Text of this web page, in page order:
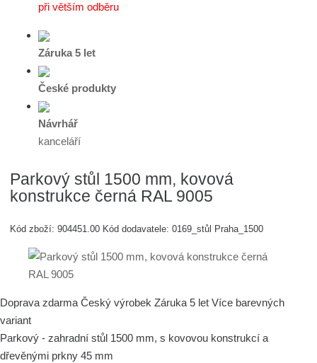
při větším odběru
Záruka 5 let
České produkty
Návrhář
kanceláří
Parkový stůl 1500 mm, kovová
konstrukce černá RAL 9005
Kód zboží:904451.00 Kód dodavatele:0169_stůl Praha_1500
Doprava zdarma Český výrobek Záruka 5 let Více barevných
variant
Parkový - zahradní stůl 1500 mm, s kovovou konstrukcí a
dřevěnými prkny 45 mm